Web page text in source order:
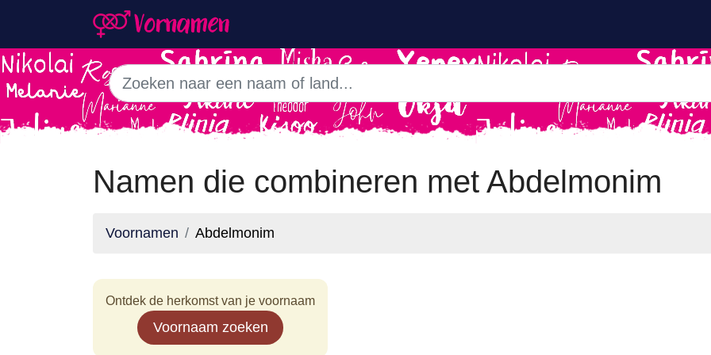
Namen die combineren met Abdelmonim
Voornamen Abdelmonim
Ontdek de herkomst van je voornaam
Voornaam zoeken